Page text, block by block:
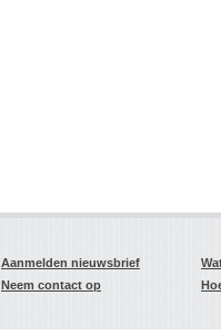
Aanmelden nieuwsbrief
Neem contact op